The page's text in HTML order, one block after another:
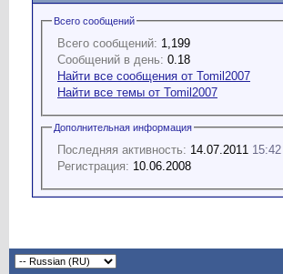
Всего сообщений
Всего сообщений: 1,199
Сообщений в день: 0.18
Найти все сообщения от Tomil2007
Найти все темы от Tomil2007
Дополнительная информация
Последняя активность: 14.07.2011 15:42
Регистрация: 10.06.2008